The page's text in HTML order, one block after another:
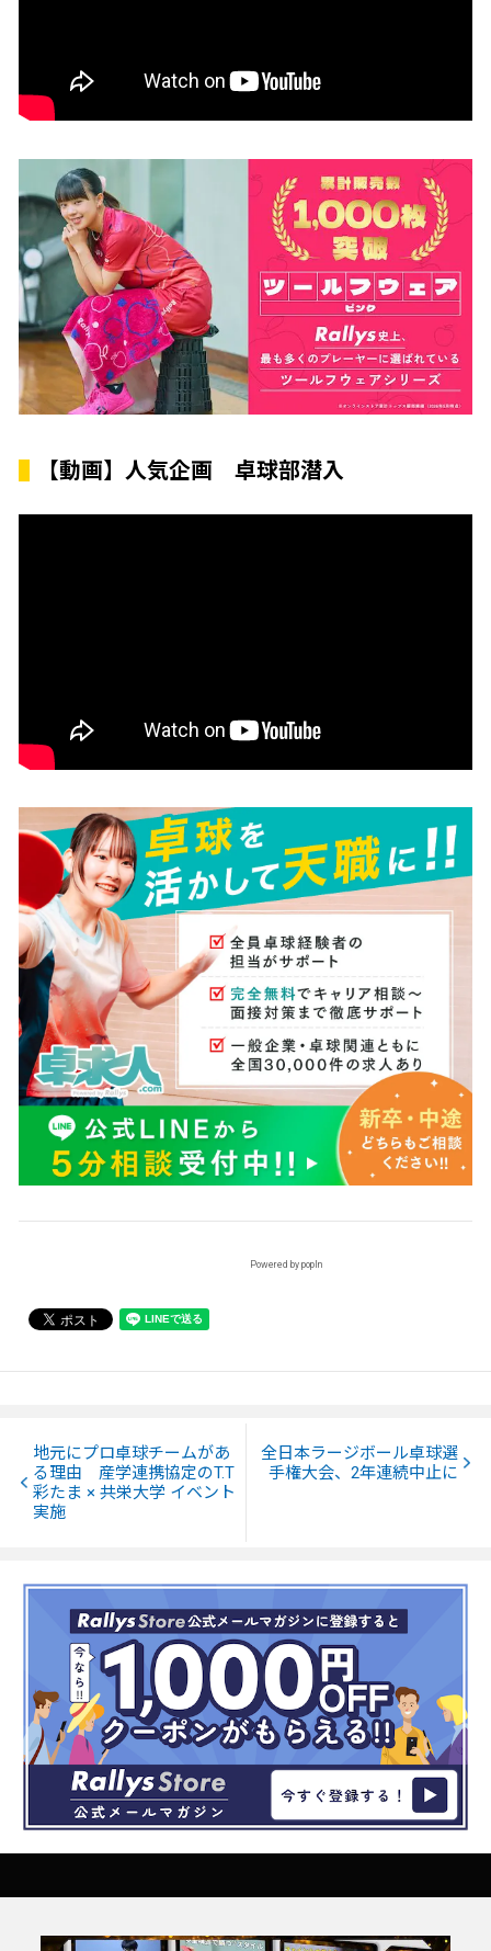
【動画】人気企画 卓球部潜入
Powered by popIn
地元にプロ卓球チームがあ
る理由 産学連携協定のT.T
彩たま × 共栄大学 イベント
実施
全日本ラージボール卓球選
手権大会、2年連続中止に